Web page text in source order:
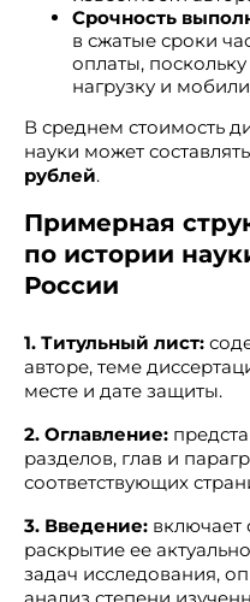
Срочность
в сжатые сроки
оплаты,
нагрузку и
В среднем стоимость
науки может
рублей.
Примерная
по истории
России
1. Титульный лист:
авторе, теме
месте и дате защиты.
2. Оглавление:
разделов, глав и
соответствующих
3. Введение:
раскрытие ее
задач исследования,